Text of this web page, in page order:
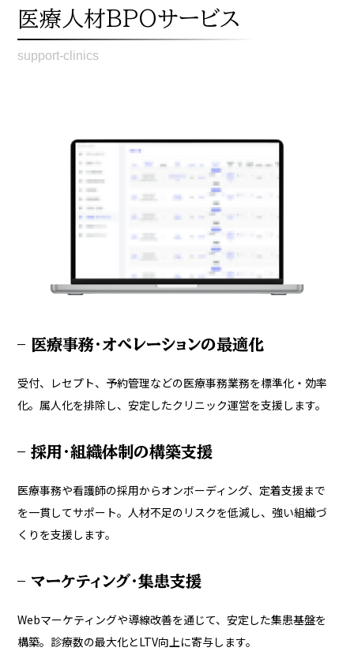
医療人材BPOサービス
support-clinics
– 医療事務・オペレーションの最適化
受付、レセプト、予約管理などの医療事務業務を標準化・効率
化。属人化を排除し、安定したクリニック運営を支援します。
– 採用・組織体制の構築支援
医療事務や看護師の採用からオンボーディング、定着支援まで
を一貫してサポート。人材不足のリスクを低減し、強い組織づ
くりを支援します。
– マーケティング・集患支援
Webマーケティングや導線改善を通じて、安定した集患基盤を
構築。診療数の最大化とLTV向上に寄与します。